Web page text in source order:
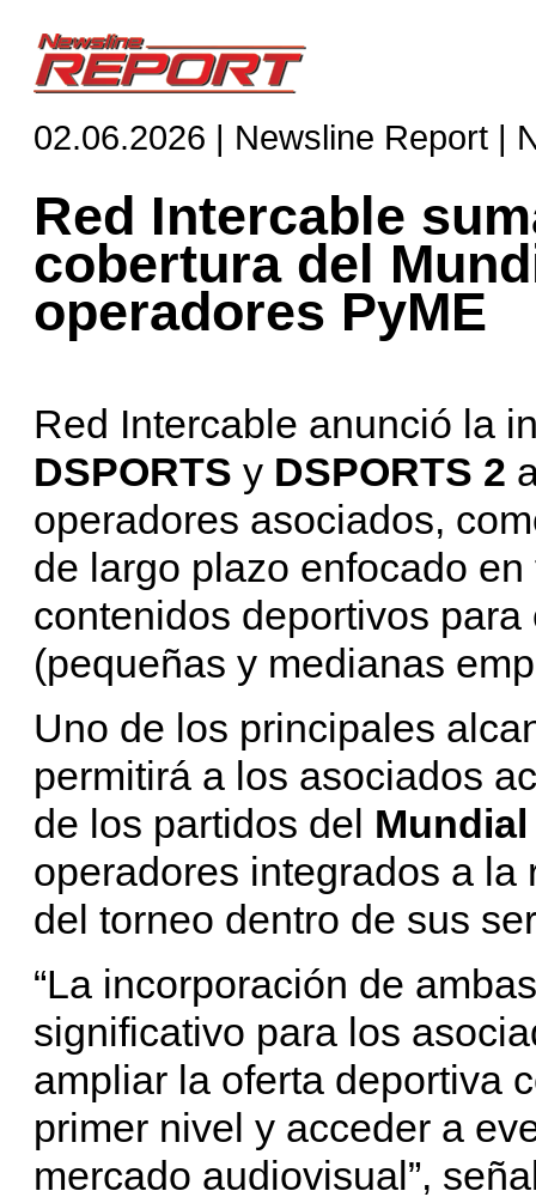
02.06.2026 | Newsline Report |
Red Intercable
cobertura del
operadores PyME
Red Intercable anunció la
DSPORTS y DSPORTS 2
operadores asociados,
de largo plazo enfocado
contenidos deportivos
(pequeñas y medianas
Uno de los principales
permitirá a los asociados
de los partidos del Mundial
operadores integrados a
del torneo dentro de sus
“La incorporación de
significativo para los
ampliar la oferta deportiva
primer nivel y acceder a
mercado audiovisual”,